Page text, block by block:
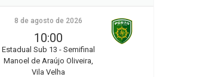
8 de agosto de 2026
10:00
Estadual Sub 13 - Semifinal
Manoel de Araújo Oliveira,
Vila Velha